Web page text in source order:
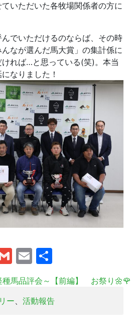
いただいた各牧場関係者の方に
でいただけるのならば、その時
なが選んだ馬大賞」の集計係に
れば…と思っている(笑)。本当
なりました！
Gmail
Email
有
馬品評会～【前編】
お祭り🌼🌹
ー 活動報告